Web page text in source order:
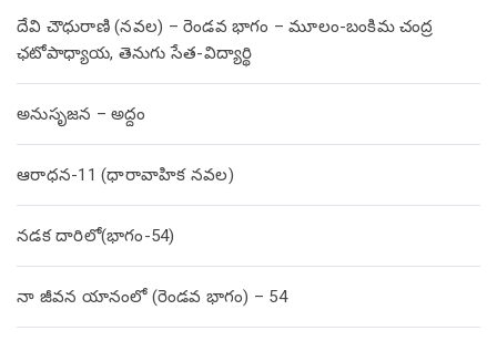
దేవి చౌధురాణి (నవల) – రెండవ భాగం – మూలం-బంకిమ చంద్ర
ఛటోపాధ్యాయ, తెనుగు సేత-విద్యార్థి
అనుసృజన – అద్దం
ఆరాధన-11 (ధారావాహిక నవల)
నడక దారిలో(భాగం-54)
నా జీవన యానంలో (రెండవ భాగం) – 54